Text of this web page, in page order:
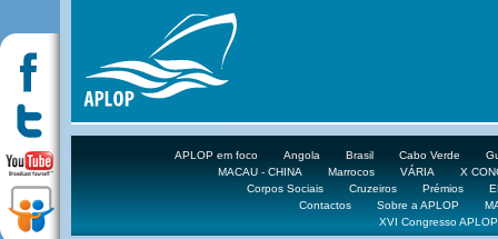
APLOP em foco Angola Brasil Cabo Verde
MACAU - CHINA
Marrocos VÁRIA
X
Corpos Sociais
Cruzeiros Prémios
Contactos
Sobre a APLOP
XVI Congresso APLOP